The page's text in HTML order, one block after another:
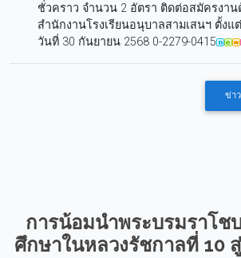
ชั่วคราว จำนวน 2 อัตรา ติดต่อสมัครงาน
สำนักงานโรงเรียนอนุบาลสามเสนฯ ตั้ง
วันที่ 30 กันยายน 2568 0-2279-0415
ข่า
การน้อมนำพระบรมราโช
ศึกษาในหลวงรัชกาลที่ 10